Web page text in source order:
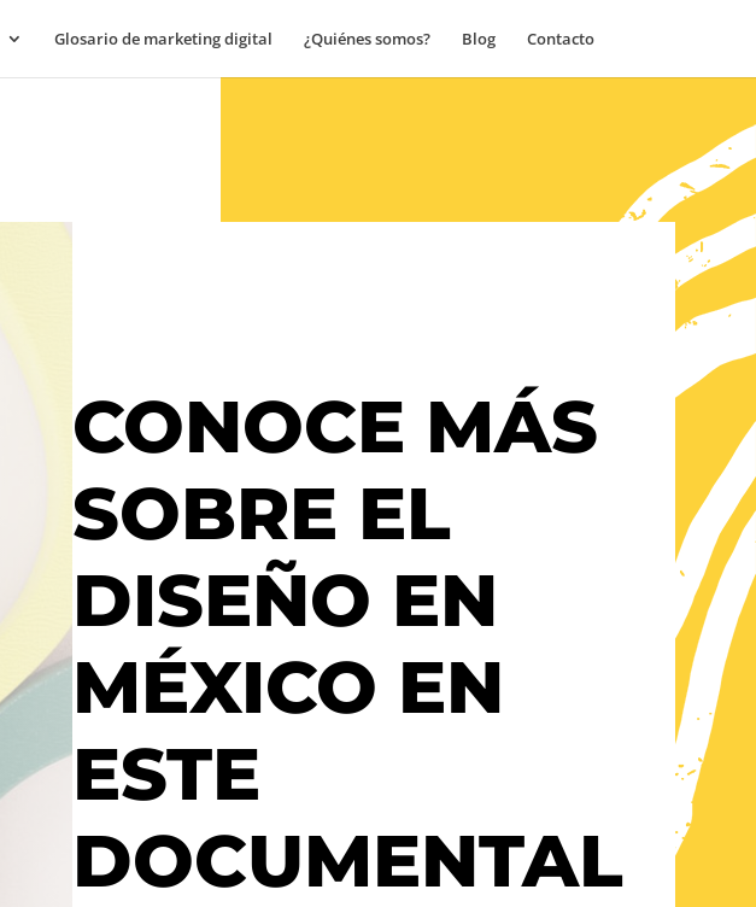
Glosario de marketing digital ¿Quiénes somos? Blog Contacto
CONOCE MÁS
SOBRE EL
DISEÑO EN
MÉXICO EN
ESTE
DOCUMENTAL